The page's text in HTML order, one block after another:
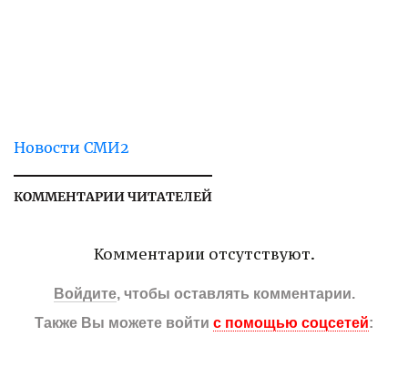
Новости СМИ2
КОММЕНТАРИИ ЧИТАТЕЛЕЙ
Комментарии отсутствуют.
Войдите, чтобы оставлять комментарии.
Также Вы можете войти с помощью соцсетей: